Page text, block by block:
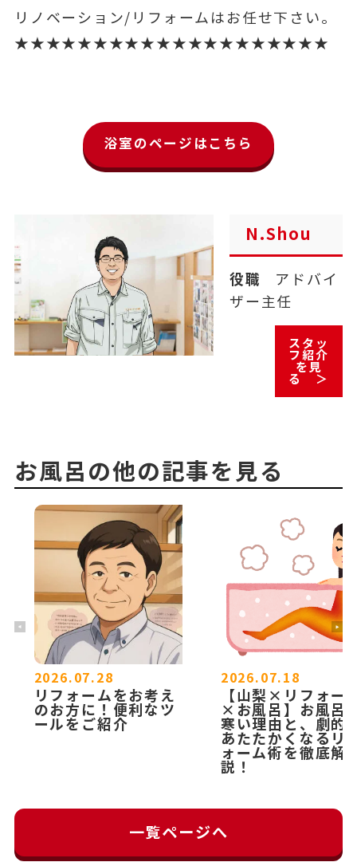
リノベーション/リフォームはお任せ下さい。
★★★★★★★★★★★★★★★★★★★★
浴室のページはこちら
N.Shou
役職
アドバイ
ザー主任
スタッ
フ紹介
を見
る ＞
お風呂の他の記事を見る
2026.07.28
リフォームをお考え
のお方に！便利なツ
ールをご紹介
2026.07.18
【山梨×リフォー
×お風呂】お風呂
寒い理由と、劇的
あたたかくなるリ
ォーム術を徹底解
説！
一覧ページへ